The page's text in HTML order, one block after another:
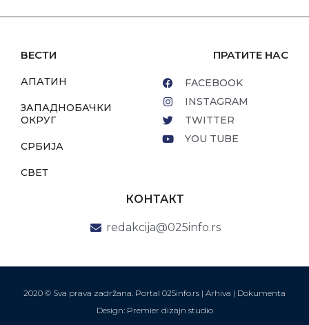
ВЕСТИ
АПАТИН
ЗАПАДНОБАЧКИ
ОКРУГ
СРБИЈА
СВЕТ
ПРАТИТЕ НАС
FACEBOOK
INSTAGRAM
TWITTER
YOU TUBE
КОНТАКТ
redakcija@025info.rs
2020 © Sva prava zadržana. Portal 025info.rs | Arhiva | Dokumenta
Design: Premier dizajn studio